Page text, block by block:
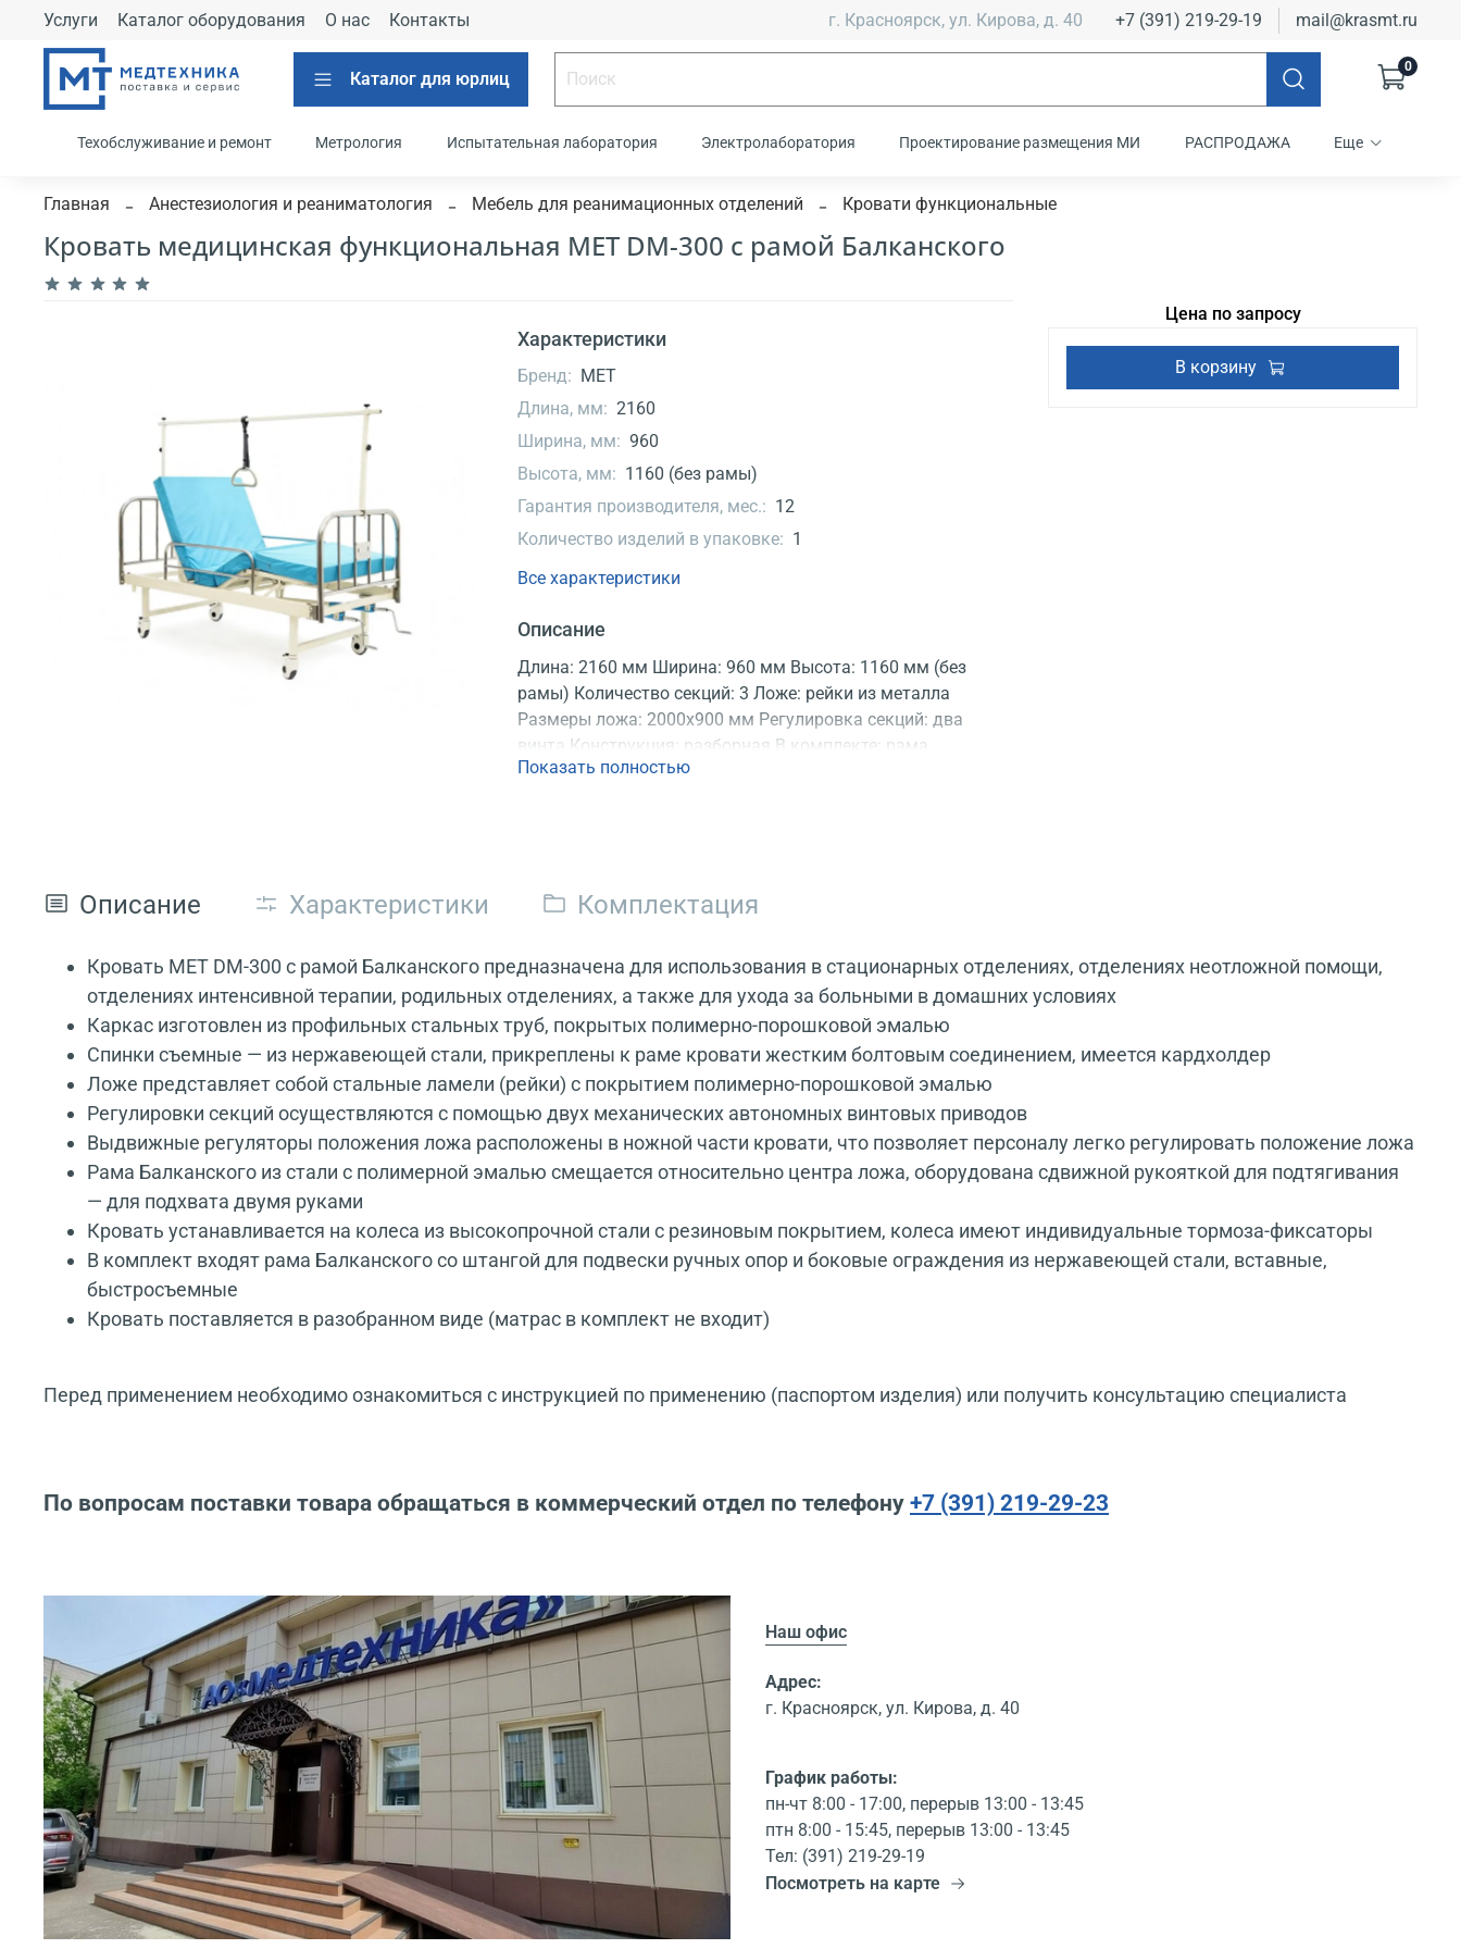
Услуги Каталог оборудования О нас Контакты г. Красноярск, ул. Кирова, д. 40 +7 (391) 219-29-19 mail@krasmt.ru
Каталог для юрлиц
0
Техобслуживание и ремонт Метрология Испытательная лаборатория Электролаборатория Проектирование размещения МИ РАСПРОДАЖА Еще
Главная Анестезиология и реаниматология Мебель для реанимационных отделений Кровати функциональные
Кровать медицинская функциональная MET DM-300 c рамой Балканского
Характеристики
Бренд: МЕТ
Длина, мм: 2160
Ширина, мм: 960
Высота, мм: 1160 (без рамы)
Гарантия производителя, мес.: 12
Количество изделий в упаковке: 1
Все характеристики
Описание
Длина: 2160 мм Ширина: 960 мм Высота: 1160 мм (без
рамы) Количество секций: 3 Ложе: рейки из металла
Размеры ложа: 2000х900 мм Регулировка секций: два
винта Конструкция: разборная В комплекте: рама
Балканского, боковые ограждения Регистрационное
Показать полностью
Цена по запросу
В корзину
Описание Характеристики Комплектация
Кровать MET DM-300 c рамой Балканского предназначена для использования в стационарных отделениях, отделениях неотложной помощи,
отделениях интенсивной терапии, родильных отделениях, а также для ухода за больными в домашних условиях
Каркас изготовлен из профильных стальных труб, покрытых полимерно-порошковой эмалью
Спинки съемные — из нержавеющей стали, прикреплены к раме кровати жестким болтовым соединением, имеется кардхолдер
Ложе представляет собой стальные ламели (рейки) с покрытием полимерно-порошковой эмалью
Регулировки секций осуществляются с помощью двух механических автономных винтовых приводов
Выдвижные регуляторы положения ложа расположены в ножной части кровати, что позволяет персоналу легко регулировать положение ложа
Рама Балканского из стали с полимерной эмалью смещается относительно центра ложа, оборудована сдвижной рукояткой для подтягивания
— для подхвата двумя руками
Кровать устанавливается на колеса из высокопрочной стали с резиновым покрытием, колеса имеют индивидуальные тормоза-фиксаторы
В комплект входят рама Балканского со штангой для подвески ручных опор и боковые ограждения из нержавеющей стали, вставные,
быстросъемные
Кровать поставляется в разобранном виде (матрас в комплект не входит)
Перед применением необходимо ознакомиться с инструкцией по применению (паспортом изделия) или получить консультацию специалиста
По вопросам поставки товара обращаться в коммерческий отдел по телефону +7 (391) 219-29-23
Наш офис
Адрес:
г. Красноярск, ул. Кирова, д. 40
График работы:
пн-чт 8:00 - 17:00, перерыв 13:00 - 13:45
птн 8:00 - 15:45, перерыв 13:00 - 13:45
Тел: (391) 219-29-19
Посмотреть на карте